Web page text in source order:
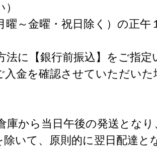
～金曜・祝日除く）の正午
に【銀行前振込】をご指定
入金を確認させていただいた
庫から当日午後の発送となり
除いて、原則的に翌日配達と